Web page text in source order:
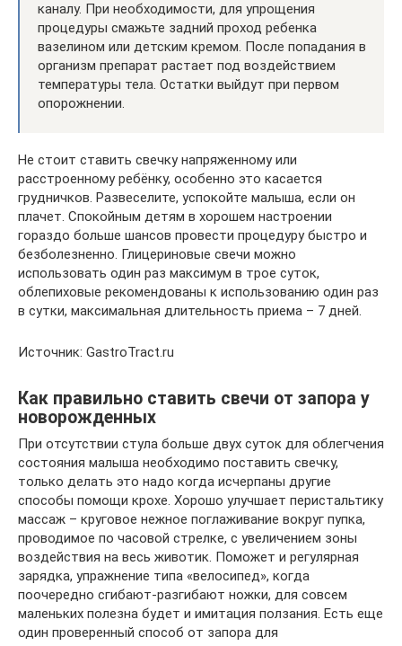
каналу. При необходимости, для упрощения
процедуры смажьте задний проход ребенка
вазелином или детским кремом. После попадания в
организм препарат растает под воздействием
температуры тела. Остатки выйдут при первом
опорожнении.
Не стоит ставить свечку напряженному или
расстроенному ребёнку, особенно это касается
грудничков. Развеселите, успокойте малыша, если он
плачет. Спокойным детям в хорошем настроении
гораздо больше шансов провести процедуру быстро и
безболезненно. Глицериновые свечи можно
использовать один раз максимум в трое суток,
облепиховые рекомендованы к использованию один раз
в сутки, максимальная длительность приема – 7 дней.
Источник: GastroTract.ru
Как правильно ставить свечи от запора у
новорожденных
При отсутствии стула больше двух суток для облегчения
состояния малыша необходимо поставить свечку,
только делать это надо когда исчерпаны другие
способы помощи крохе. Хорошо улучшает перистальтику
массаж – круговое нежное поглаживание вокруг пупка,
проводимое по часовой стрелке, с увеличением зоны
воздействия на весь животик. Поможет и регулярная
зарядка, упражнение типа «велосипед», когда
поочередно сгибают-разгибают ножки, для совсем
маленьких полезна будет и имитация ползания. Есть еще
один проверенный способ от запора для